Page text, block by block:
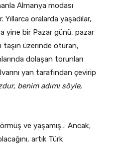
Almanya modası
Yıllarca oralarda yaşadılar,
yine bir Pazar günü, pazar
taşın üzerinde oturan,
dolaşan torunları
yan tarafından çevirip
benim adımı söyle,
ve yaşamış… Ancak;
artık Türk